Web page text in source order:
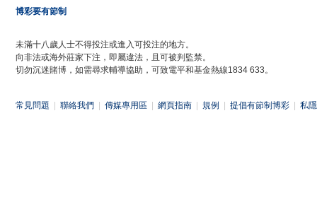
博彩要有節制
未滿十八歲人士不得投注或進入可投注的地方。
向非法或海外莊家下注，即屬違法，且可被判監禁。
切勿沉迷賭博，如需尋求輔導協助，可致電平和基金熱線1834 633。
常見問題 聯絡我們 傳媒專用區 網頁指南 規例 提倡有節制博彩 私